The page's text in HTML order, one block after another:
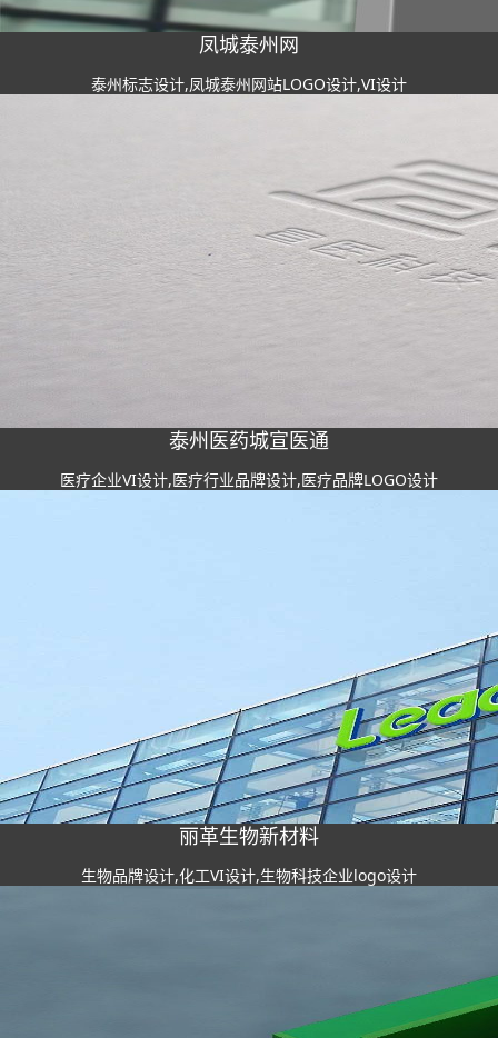
凤城泰州网
泰州标志设计,凤城泰州网站LOGO设计,VI设计
泰州医药城宣医通
医疗企业VI设计,医疗行业品牌设计,医疗品牌LOGO设计
丽革生物新材料
生物品牌设计,化工VI设计,生物科技企业logo设计